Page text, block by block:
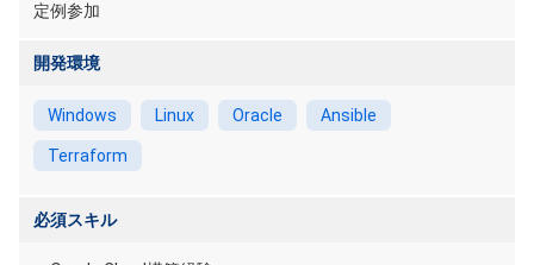
定例参加
開発環境
Windows Linux Oracle Ansible
Terraform
必須スキル